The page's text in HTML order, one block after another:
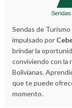
Sendas de
impulsado por
brindar la
conviviendo con la
Bolivianas.
que te puede
momento.